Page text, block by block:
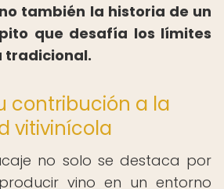
también la historia de un
que desafía los límites
tradicional.
contribución a la
vitivinícola
no solo se destaca por
vino en un entorno